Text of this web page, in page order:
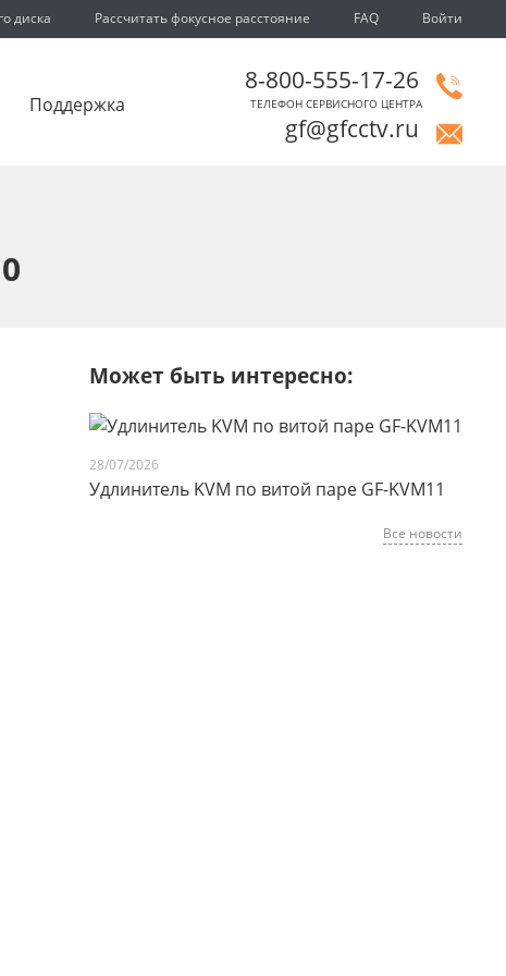
диска Рассчитать фокусное расстояние FAQ Войти
Поддержка
8-800-555-17-26
ТЕЛЕФОН СЕРВИСНОГО ЦЕНТРА
gf@gfcctv.ru
Может быть интересно:
28/07/2026
Удлинитель KVM по витой паре GF-KVM11
Все новости